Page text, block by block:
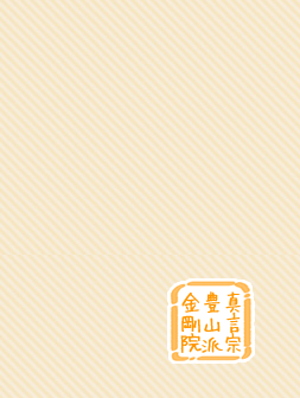
2015年10月(4)
2015年9月(3)
2015年8月(4)
2015年7月(4)
2015年6月(3)
2015年5月(1)
2015年4月(1)
2015年3月(3)
2015年2月(3)
2015年1月(1)
2014年12月(2)
2014年9月(1)
2014年5月(1)
2014年4月(4)
2014年1月(1)
2013年11月(4)